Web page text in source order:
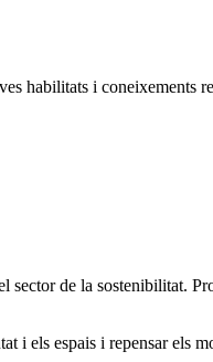
habilitats i coneixements
de la sostenibilitat.
i els espais i repensar els